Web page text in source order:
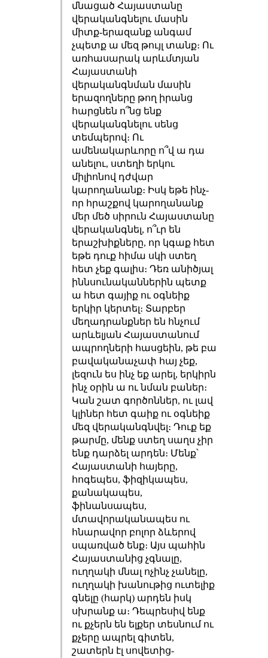
մնացած Հայաստանը
վերականգնելու մասին
միտք-երազանք անգամ
չպետք ա մեզ թույլ տանք։ Ու
առհասարակ արևմտյան
Հայաստանի
վերականգնման մասին
երազողները թող իրանց
հարցնեն ո՞նց ենք
վերականգնելու սենց
տեմպերով։ Ու
ամենակարևորը ո՞վ ա դա
անելու, ստեղի երկու
միլիոնով դժվար
կարողանանք։ Իսկ եթե ինչ-
որ հրաշքով կարողանանք
մեր մեծ սիրուն Հայաստանը
վերականգնել, ո՞ւր են
երաշխիքները, որ կգաք հետ
եթե դուք հիմա սկի ստեղ
հետ չեք գալիս։ Դեռ անիծյալ
իննսունականներին պետք
ա հետ գայիք ու օգնեիք
երկիր կերտել։ Տարբեր
մեղադրանքներ են հնչում
արևելյան Հայաստանում
ապրողների հասցեին, թե բա
բավականաչափ հայ չեք,
լեզուն ես ինչ եք արել, երկիրն
ինչ օրին ա ու նման բաներ։
Կան շատ գործոններ, ու լավ
կլիներ հետ գաիք ու օգնեիք
մեզ վերականգնվել։ Դուք եք
թարմը, մենք ստեղ սաղս չիր
ենք դարձել արդեն։ Մենք՝
Հայաստանի հայերը,
հոգեպես, ֆիզիկապես,
քանակապես,
ֆինանսապես,
մտավորականապես ու
հնարավոր բոլոր ձևերով
սպառված ենք։ Այս պահին
Հայաստանից չգնալը,
ուղղակի մնալ ոչինչ չանելը,
ուղղակի խանութից ուտելիք
գնելը (հարկ) արդեն իսկ
սխրանք ա։ Դեպրեսիվ ենք
ու քչերն են ելքեր տեսնում ու
քչերը ապրել գիտեն,
շատերն էլ սովետից-